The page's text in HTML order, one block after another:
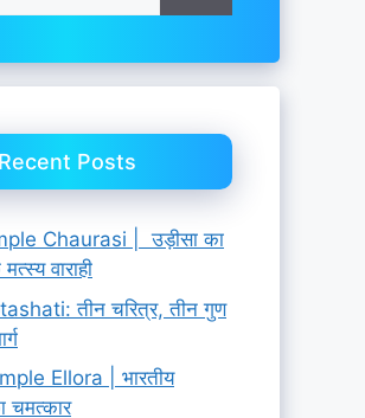
Recent Posts
Chaurasi | उड़ीसा का
वाराही
तीन चरित्र, तीन गुण
Ellora | भारतीय
चमत्कार